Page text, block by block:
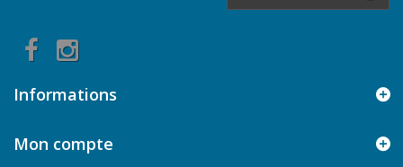
Informations
Mon compte